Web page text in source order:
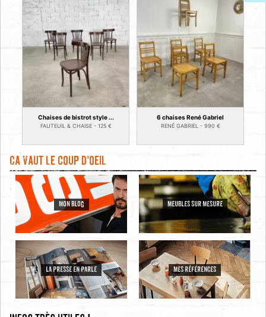
Chaises de bistrot style ...
FAUTEUIL & CHAISE - 125 €
6 chaises René Gabriel
RENÉ GABRIEL - 990 €
Ca vaut le coup d'oeil
MON BLOG MEUBLES SUR MESURE
LA PRESSE EN PARLE MES RÉFÉRENCES